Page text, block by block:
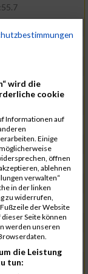
wird die
cookie
Informationen auf
Einige
öffnen
ablehnen
verwalten“
in der linken
zu widerrufen,
der Website
dieser Seite können
werden unseren
die Leistung
tun: